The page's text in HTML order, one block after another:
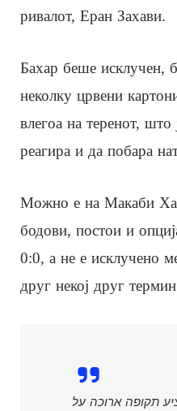
ривалот, Еран Захави.
Бахар беше исклучен,
неколку црвени
влегоа на теренот, што
реагира и да побара
Можно е на Макаби
бодови, постои и
0:0, а не е исклучено
друг некој друг
תקופה ארוכה על